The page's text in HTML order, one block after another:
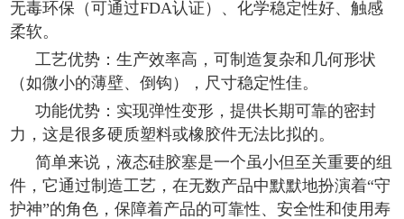
无毒环保（可通过FDA认证）、化学稳定性好、触感
柔软。
工艺优势：生产效率高，可制造复杂和几何形状
（如微小的薄壁、倒钩），尺寸稳定性佳。
功能优势：实现弹性变形，提供长期可靠的密封
力，这是很多硬质塑料或橡胶件无法比拟的。
简单来说，液态硅胶塞是一个虽小但至关重要的组
件，它通过制造工艺，在无数产品中默默地扮演着“守
护神”的角色，保障着产品的可靠性、安全性和使用寿